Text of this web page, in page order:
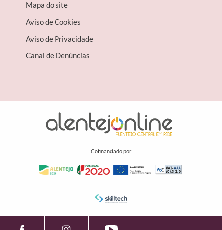
Mapa do site
Aviso de Cookies
Aviso de Privacidade
Canal de Denúncias
Cofinanciado por